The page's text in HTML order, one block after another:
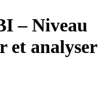
– Niveau
et analyser